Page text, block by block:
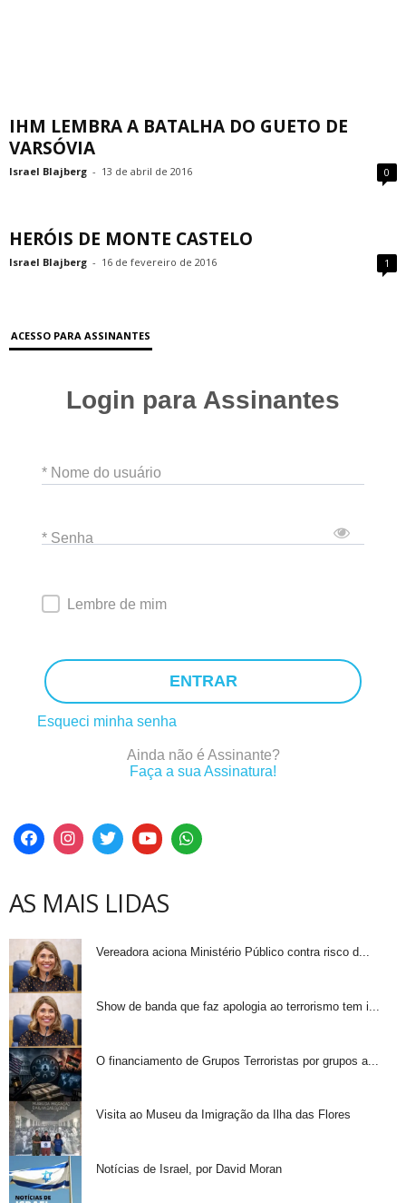
IHM LEMBRA A BATALHA DO GUETO DE
VARSÓVIA
Israel Blajberg - 13 de abril de 2016 0
HERÓIS DE MONTE CASTELO
Israel Blajberg - 16 de fevereiro de 2016 1
ACESSO PARA ASSINANTES
Login para Assinantes
* Nome do usuário
* Senha
Lembre de mim
ENTRAR
Esqueci minha senha
Ainda não é Assinante?
Faça a sua Assinatura!
AS MAIS LIDAS
Vereadora aciona Ministério Público contra risco d...
Show de banda que faz apologia ao terrorismo tem i...
O financiamento de Grupos Terroristas por grupos a...
Visita ao Museu da Imigração da Ilha das Flores
Notícias de Israel, por David Moran